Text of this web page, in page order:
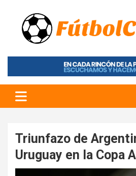
content
Fútbol CBA
Portal de Fútbol en Córdoba
Triunfazo de
Uruguay en la Copa